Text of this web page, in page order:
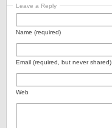
Leave a Reply
Name (required)
Email (required, but never shared)
Web